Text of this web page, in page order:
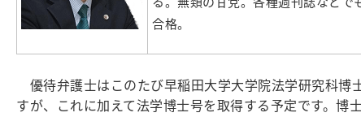
合格。
優待弁護士はこのたび早稲田大学大学院法学研究科博
すが、これに加えて法学博士号を取得する予定です。博